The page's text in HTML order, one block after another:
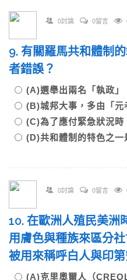
0討論 0留言
9. 有關羅馬共和體制
者錯誤？
(A)選舉出兩名「執政
(B)城邦大事，多由「
(C)為了應付緊急狀況
(D)共和體制的特色之一
0討論 0留言
10. 在歐洲人殖民美洲
用膚色與種族來區分
被用來稱呼白人與印
(A)克里奧爾人（